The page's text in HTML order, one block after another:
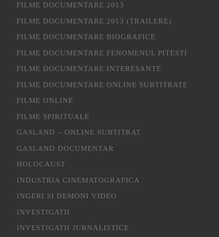
FILME DOCUMENTARE 2013
FILME DOCUMENTARE 2013 (TRAILERE)
FILME DOCUMENTARE BIOGRAFICE
FILME DOCUMENTARE FENOMENUL PITESTI
FILME DOCUMENTARE INTERESANTE
FILME DOCUMENTARE ONLINE SUBTITRATE
FILME ONLINE
FILME SPIRITUALE
GASLAND – ONLINE SUBTITRAT
GASLAND DOCUMENTAR
HOLOCAUST
INDUSTRIA CINEMATOGRAFICA
INGERI SI DEMONI VIDEO
INVESTIGATII
INVESTIGATII JURNALISTICE